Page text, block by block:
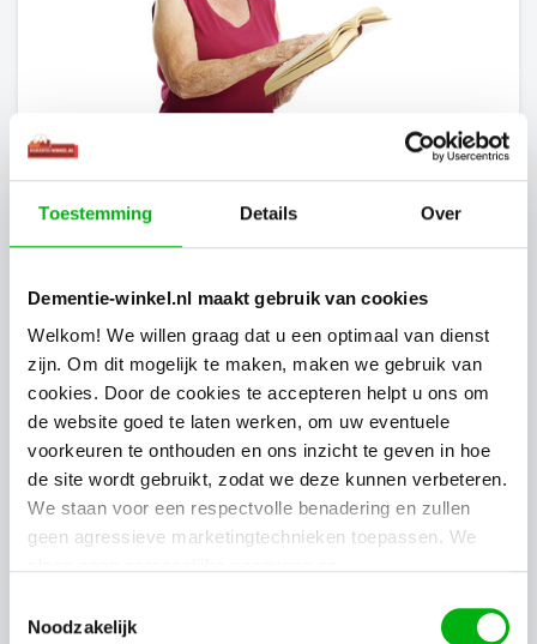
Toestemming Details Over
Dementie-winkel.nl maakt gebruik van cookies
Welkom! We willen graag dat u een optimaal van dienst
zijn. Om dit mogelijk te maken, maken we gebruik van
cookies. Door de cookies te accepteren helpt u ons om
de website goed te laten werken, om uw eventuele
voorkeuren te onthouden en ons inzicht te geven in hoe
de site wordt gebruikt, zodat we deze kunnen verbeteren.
We staan voor een respectvolle benadering en zullen
geen agressieve marketingtechnieken toepassen. We
Noodzakelijk
Bekijk producten